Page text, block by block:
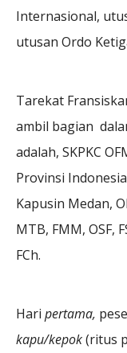
Internasional,
utusan Ordo
Tarekat
ambil bagian
adalah, SKPKC
Provinsi
Kapusin Medan,
MTB, FMM, OSF,
FCh.
Hari pertama,
kapu/kepok(ritus